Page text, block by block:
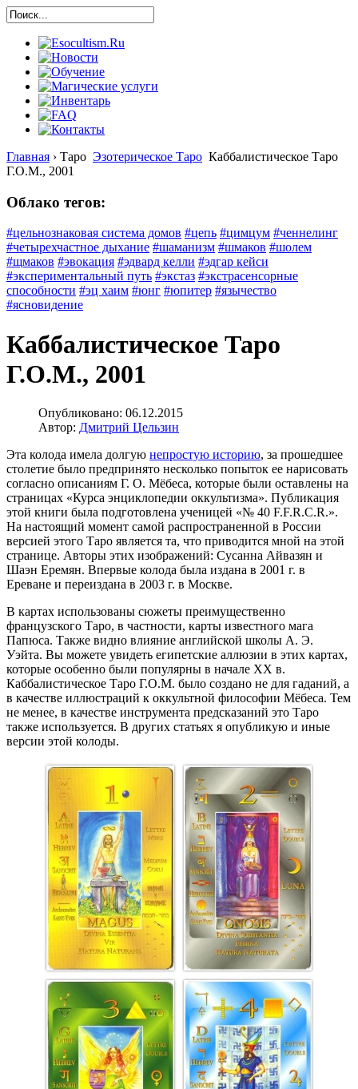
Главная › Таро Эзотерическое Таро Каббалистическое Таро
Г.О.М., 2001
Облако тегов:
#цельнознаковая система домов #цепь #цимцум #ченнелинг
#четырехчастное дыхание #шаманизм #шмаков #шолем
#щмаков #эвокация #эдвард келли #эдгар кейси
#экспериментальный путь #экстаз #экстрасенсорные
способности #эц хаим #юнг #юпитер #язычество
#ясновидение
Каббалистическое Таро
Г.О.М., 2001
Опубликовано: 06.12.2015
Автор: Дмитрий Цельзин
Эта колода имела долгую непростую историю, за прошедшее
столетие было предпринято несколько попыток ее нарисовать
согласно описаниям Г. О. Мёбеса, которые были оставлены на
страницах «Курса энциклопедии оккультизма». Публикация
этой книги была подготовлена ученицей «№ 40 F.F.R.C.R.».
На настоящий момент самой распространенной в России
версией этого Таро является та, что приводится мной на этой
странице. Авторы этих изображений: Сусанна Айвазян и
Шаэн Еремян. Впервые колода была издана в 2001 г. в
Ереване и переиздана в 2003 г. в Москве.
В картах использованы сюжеты преимущественно
французского Таро, в частности, карты известного мага
Папюса. Также видно влияние английской школы А. Э.
Уэйта. Вы можете увидеть египетские аллюзии в этих картах,
которые особенно были популярны в начале XX в.
Каббалистическое Таро Г.О.М. было создано не для гаданий, а
в качестве иллюстраций к оккультной философии Мёбеса. Тем
не менее, в качестве инструмента предсказаний это Таро
также используется. В других статьях я опубликую и иные
версии этой колоды.